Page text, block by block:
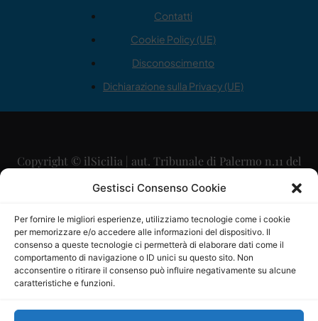
Gestisci Consenso Cookie
Per fornire le migliori esperienze, utilizziamo tecnologie come i cookie
per memorizzare e/o accedere alle informazioni del dispositivo. Il
consenso a queste tecnologie ci permetterà di elaborare dati come il
comportamento di navigazione o ID unici su questo sito. Non
acconsentire o ritirare il consenso può influire negativamente su alcune
caratteristiche e funzioni.
Contatti
Cookie Policy (UE)
Disconoscimento
Dichiarazione sulla Privacy (UE)
Copyright © ilSicilia | aut. Tribunale di Palermo n.11 del
29/09/2015
Direttore Editoriale: Maurizio Scaglione
Direttore Responsabile: Maria Calabrese